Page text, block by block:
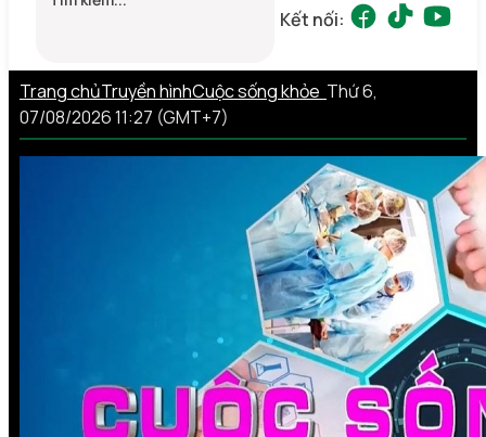
Kết nối:
Trang chủTruyền hìnhCuộc sống khỏe Thứ 6,
07/08/2026 11:27 (GMT+7)